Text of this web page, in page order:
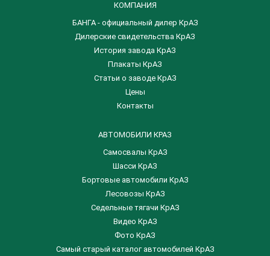
КОМПАНИЯ
БАНГА - официальный дилер КрАЗ
Дилерские свидетельства КрАЗ
История завода КрАЗ
Плакаты КрАЗ
Статьи о заводе КрАЗ
Цены
Контакты
АВТОМОБИЛИ КРАЗ
Самосвалы КрАЗ
Шасси КрАЗ
Бортовые автомобили КрАЗ
Лесовозы КрАЗ
Седельные тягачи КрАЗ
Видео КрАЗ
Фото КрАЗ
Самый старый каталог автомобилей КрАЗ